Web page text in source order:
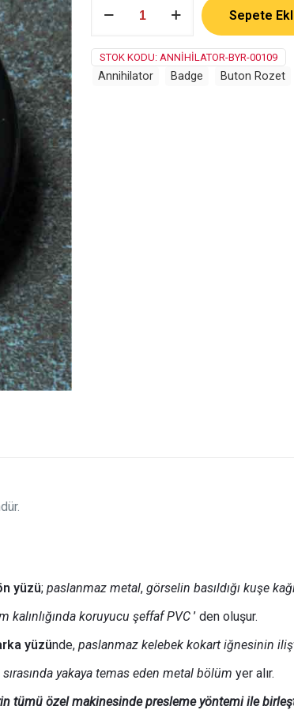
adet
Sepete
STOK KODU: ANNIHILATOR-BYR-00109
Annihilator Badge Buton Rozet
yüzü; paslanmaz metal,görselin basıldığı kuşe
koruyucu şeffaf PVC’ den oluşur.
yüzünde,paslanmaz kelebek kokart iğnesinin
yakaya temas eden metal bölüm yer alır.
tümü özel makinesinde presleme yöntemi ile